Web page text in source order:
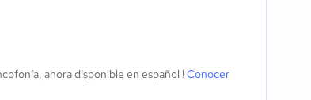
ahora disponible en español !Conocer